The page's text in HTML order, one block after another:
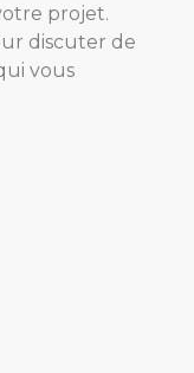
projet.
discuter de
vous